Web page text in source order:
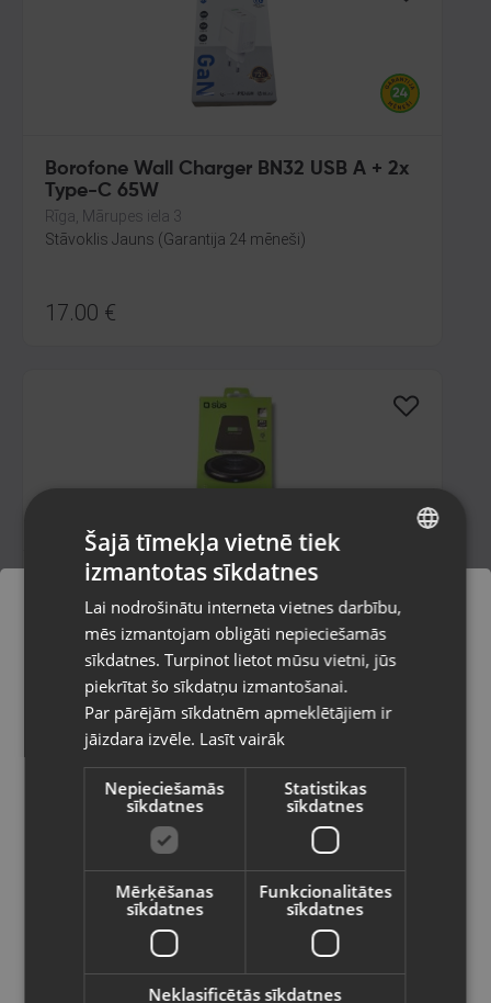
Borofone Wall Charger BN32 USB A + 2x
Type-C 65W
Rīga, Mārupes iela 3
Stāvoklis Jauns (Garantija 24 mēneši)
17.00 €
Ārējā uzlādes ierīce SBS TEBB2200XSW
Rīga, Hipokrāta iela 19a
Stāvoklis Mazlietots (Garantija 12 mēneši)
15.00€
Bio io USB adapteris
Pasūtījumi tiks piegādāti uz
izvēlēto valsti
Vietnes saturs būs attēlots izvēlētajā
valodā
Valsts
Latviešu / Latvian
RUSSIAN
Šajā tīmekļa vietnē tiek
izmantotas sīkdatnes
Lai nodrošinātu interneta vietnes darbību,
mēs izmantojam obligāti nepieciešamās
sīkdatnes. Turpinot lietot mūsu vietni, jūs
piekrītat šo sīkdatņu izmantošanai.
Par pārējām sīkdatnēm apmeklētājiem ir
jāizdara izvēle. Lasīt vairāk
Nepieciešamās
sīkdatnes
Statistikas
sīkdatnes
Mērķēšanas
sīkdatnes
Funkcionalitātes
sīkdatnes
Neklasificētās sīkdatnes